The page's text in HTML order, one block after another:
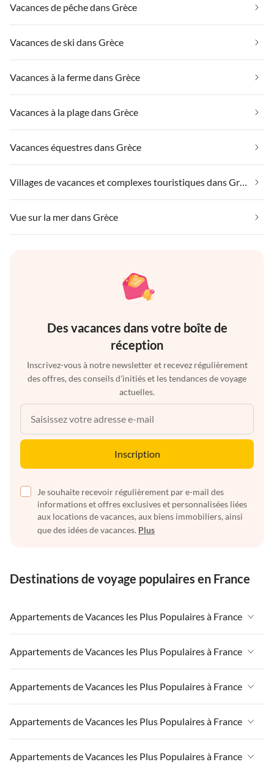
Vacances de pêche dans Grèce
Vacances de ski dans Grèce
Vacances à la ferme dans Grèce
Vacances à la plage dans Grèce
Vacances équestres dans Grèce
Vue sur la mer dans Grèce
Des vacances dans votre boîte de
réception
Inscrivez-vous à notre newsletter et recevez régulièrement
des offres, des conseils d'initiés et les tendances de voyage
actuelles.
Inscription
Je souhaite recevoir régulièrement par e-mail des
informations et offres exclusives et personnalisées liées
aux locations de vacances, aux biens immobiliers, ainsi
que des idées de vacances. Plus
Destinations de voyage populaires en France
Appartements de Vacances les Plus Populaires à France
Appartements de Vacances à France
Appartements de Vacances à Paris-Ile de France
Appartements de Vacances à Paris
Appartements de Vacances à Côte atlantique
Appartements de Vacances à la Normandie
Appartements de Vacances les Plus Populaires à France
Appartements de Vacances à France
Appartements de Vacances à Paris-Ile de France
Appartements de Vacances à Paris
Appartements de Vacances les Plus Populaires à France
Appartements de Vacances à France
Appartements de Vacances à Paris-Ile de France
Appartements de Vacances à Paris
Appartements de Vacances les Plus Populaires à France
Appartements de Vacances à France
Appartements de Vacances les Plus Populaires à France